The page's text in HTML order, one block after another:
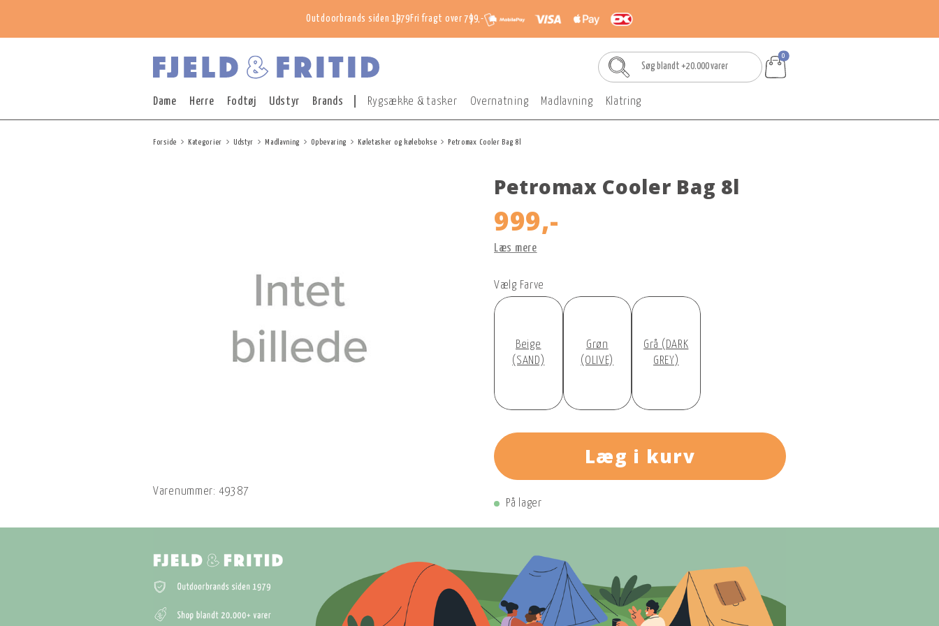
Outdoorbrands siden 1979 Fri fragt over 799,-
0
Dame Herre Fodtøj Udstyr Brands Rygsække & tasker Overnatning Madlavning Klatring
Forside Kategorier Udstyr Madlavning Opbevaring Køletasker og kølebokse Petromax Cooler Bag 8l
Varenummer: 49387
Petromax Cooler Bag 8l
999,-
Læs mere
Vælg Farve
Beige
(SAND)
Grøn
(OLIVE)
Grå (DARK
GREY)
Læg i kurv
På lager